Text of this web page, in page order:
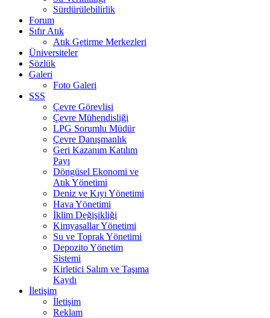
Sürdürülebilirlik
Forum
Sıfır Atık
Atık Getirme Merkezleri
Üniversiteler
Sözlük
Galeri
Foto Galeri
SSS
Çevre Görevlisi
Çevre Mühendisliği
LPG Sorumlu Müdür
Çevre Danışmanlık
Geri Kazanım Katılım
Payı
Döngüsel Ekonomi ve
Atık Yönetimi
Deniz ve Kıyı Yönetimi
Hava Yönetimi
İklim Değişikliği
Kimyasallar Yönetimi
Su ve Toprak Yönetimi
Depozito Yönetim
Sistemi
Kirletici Salım ve Taşıma
Kaydı
İletişim
İletişim
Reklam